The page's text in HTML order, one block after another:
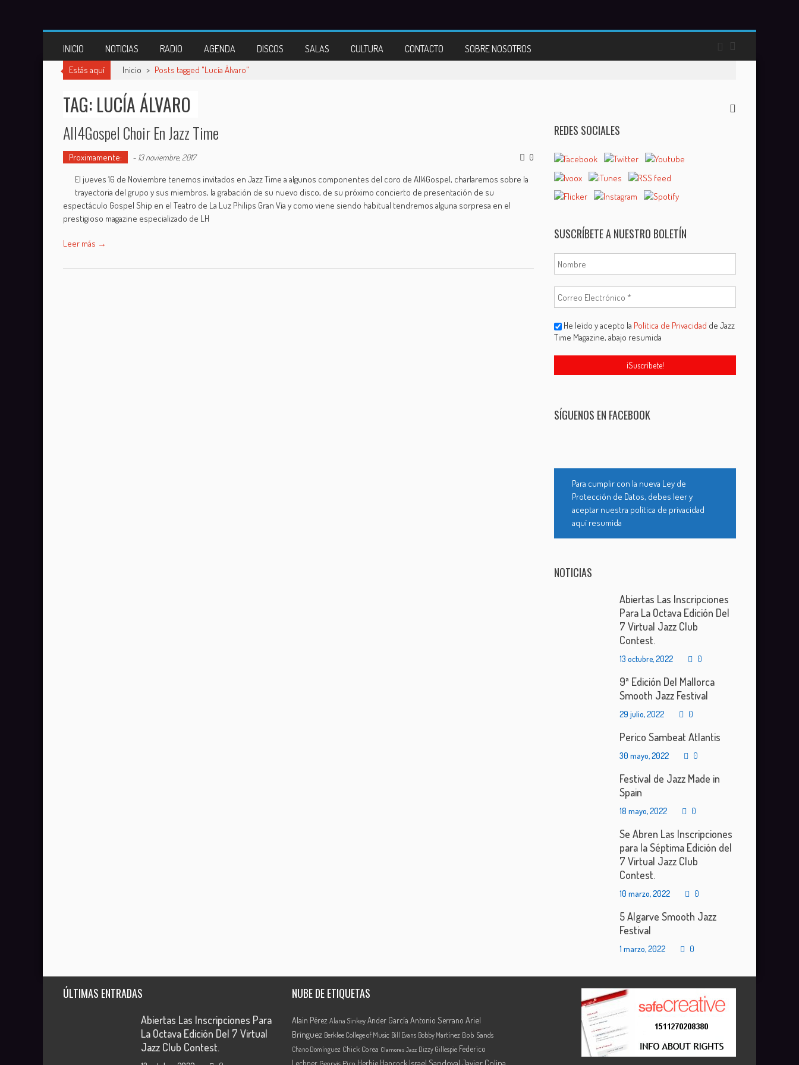
content
INICIO NOTICIAS RADIO AGENDA DISCOS SALAS CULTURA CONTACTO SOBRE NOSOTROS
Estás aquí Inicio > Posts tagged "Lucía Álvaro"
TAG: LUCÍA ÁLVARO
All4Gospel Choir En Jazz Time
Proximamente: - 13 noviembre, 2017
0
El jueves 16 de Noviembre tenemos invitados en Jazz Time a algunos componentes del coro de All4Gospel, charlaremos sobre la
trayectoria del grupo y sus miembros, la grabación de su nuevo disco, de su próximo concierto de presentación de su
espectáculo Gospel Ship en el Teatro de La Luz Philips Gran Vía y como viene siendo habitual tendremos alguna sorpresa en el
prestigioso magazine especializado de LH
Leer más →
REDES SOCIALES
SUSCRÍBETE A NUESTRO BOLETÍN
He leído y acepto la Política de Privacidad de Jazz
Time Magazine, abajo resumida
SÍGUENOS EN FACEBOOK
Para cumplir con la nueva Ley de
Protección de Datos, debes leer y
aceptar nuestra política de privacidad
aquí resumida
NOTICIAS
Abiertas Las Inscripciones
Para La Octava Edición Del
7 Virtual Jazz Club
Contest.
13 octubre, 2022 0
9ª Edición Del Mallorca
Smooth Jazz Festival
29 julio, 2022 0
Perico Sambeat Atlantis
30 mayo, 2022 0
Festival de Jazz Made in
Spain
18 mayo, 2022 0
Se Abren Las Inscripciones
para la Séptima Edición del
7 Virtual Jazz Club
Contest.
10 marzo, 2022 0
5 Algarve Smooth Jazz
Festival
1 marzo, 2022 0
ÚLTIMAS ENTRADAS
Abiertas Las Inscripciones Para
La Octava Edición Del 7 Virtual
Jazz Club Contest.
NUBE DE ETIQUETAS
Alain Pérez Alana Sinkey Ander García Antonio Serrano Ariel
Brínguez Berklee College of Music Bill Evans Bobby Martínez Bob Sands
Chano Domínguez Chick Corea Clamores Jazz Dizzy Gillespie Federico
Israel Sandoval